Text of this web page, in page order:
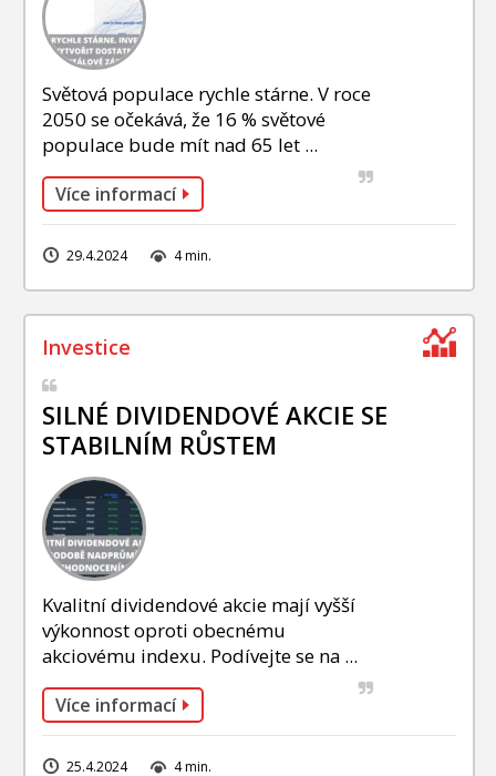
Světová populace rychle stárne. V roce
2050 se očekává, že 16 % světové
populace bude mít nad 65 let ...
Více informací
29.4.2024 4 min.
SILNÉ DIVIDENDOVÉ AKCIE SE
STABILNÍM RŮSTEM
Kvalitní dividendové akcie mají vyšší
výkonnost oproti obecnému
akciovému indexu. Podívejte se na ...
Více informací
25.4.2024 4 min.